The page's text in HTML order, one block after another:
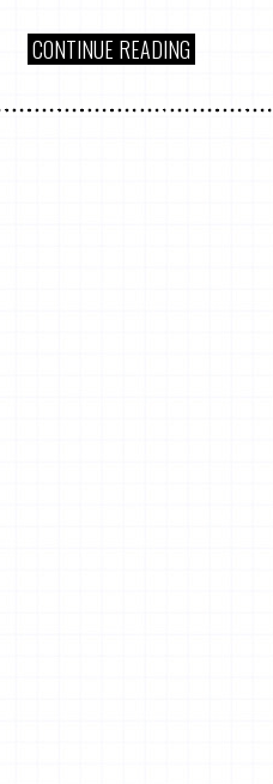
CONTINUE READING